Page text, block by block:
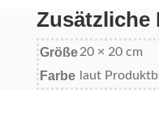
Zusätzliche
Größe 20 × 20 cm
Farbe laut